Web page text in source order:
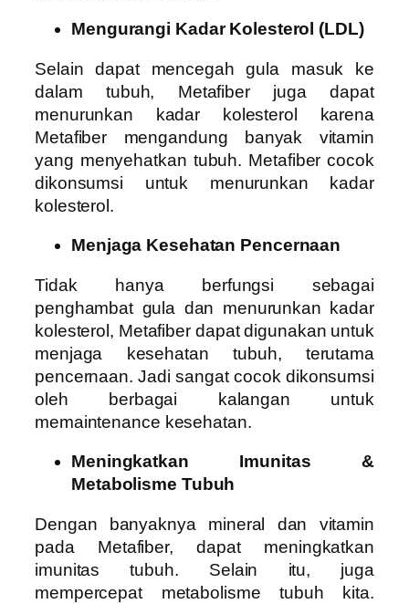
Mengurangi Kadar Kolesterol (LDL)
Selain dapat mencegah gula masuk ke
dalam tubuh, Metafiber juga dapat
menurunkan kadar kolesterol karena
Metafiber mengandung banyak vitamin
yang menyehatkan tubuh. Metafiber cocok
dikonsumsi untuk menurunkan kadar
kolesterol.
Menjaga Kesehatan Pencernaan
Tidak hanya berfungsi sebagai
penghambat gula dan menurunkan kadar
kolesterol, Metafiber dapat digunakan untuk
menjaga kesehatan tubuh, terutama
pencernaan. Jadi sangat cocok dikonsumsi
oleh berbagai kalangan untuk
memaintenance kesehatan.
Meningkatkan Imunitas &
Metabolisme Tubuh
Dengan banyaknya mineral dan vitamin
pada Metafiber, dapat meningkatkan
imunitas tubuh. Selain itu, juga
mempercepat metabolisme tubuh kita.